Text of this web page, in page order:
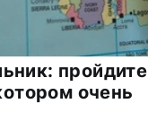
пройдите
очень